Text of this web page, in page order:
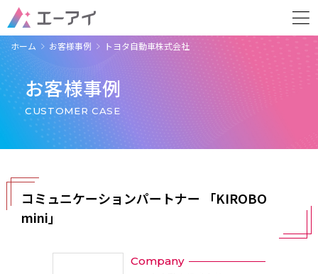
ホーム お客様事例 トヨタ自動車株式会社
お客様事例
CUSTOMER CASE
コミュニケーションパートナー 「KIROBO
mini」
Company